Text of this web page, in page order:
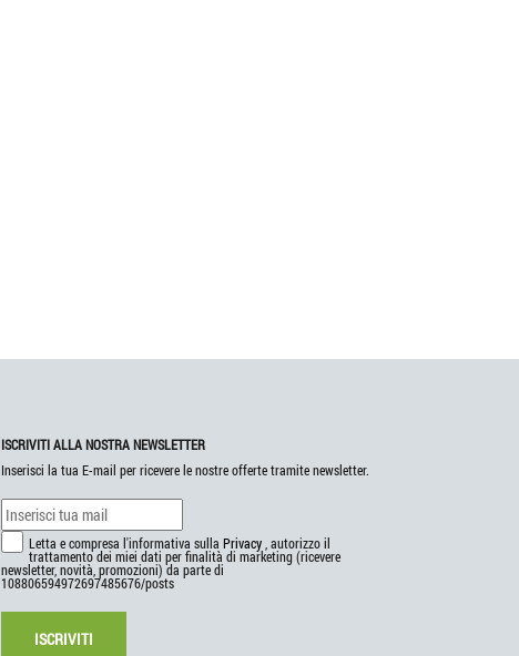
ISCRIVITI ALLA NOSTRA NEWSLETTER
Inserisci la tua E-mail per ricevere le nostre offerte tramite newsletter.
Letta e compresa l'informativa sulla Privacy , autorizzo il
trattamento dei miei dati per finalità di marketing (ricevere
newsletter, novità, promozioni) da parte di
108806594972697485676/posts
ISCRIVITI